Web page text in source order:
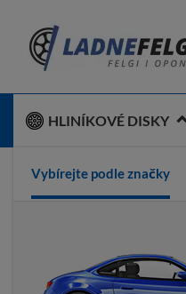
HLINÍKOVÉ DISKY
Vybírejte podle značky